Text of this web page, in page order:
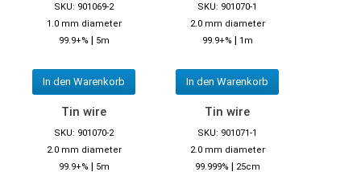
SKU: 901069-2
1.0 mm diameter
99.9+% | 5m
In den Warenkorb
SKU: 901070-1
2.0 mm diameter
99.9+% | 1m
In den Warenkorb
Tin wire
SKU: 901070-2
2.0 mm diameter
99.9+% | 5m
Tin wire
SKU: 901071-1
2.0 mm diameter
99.999% | 25cm